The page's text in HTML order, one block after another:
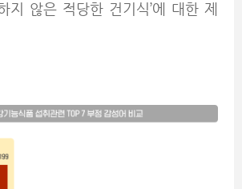
지 않은 적당한 건기식’에 대한 제